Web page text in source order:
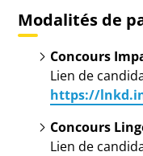
Modalités de
Concours
Lien de
https://
Concours
Lien de